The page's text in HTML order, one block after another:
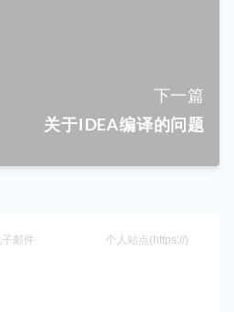
下一篇
关于IDEA编译的问题